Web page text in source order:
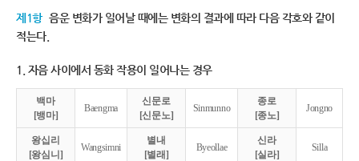
제1항 음운 변화가 일어날 때에는 변화의 결과에 따라 다음 각호와 같이
적는다.
1. 자음 사이에서 동화 작용이 일어나는 경우
백마
[뱅마]
Baengma
신문로
[신문노]
Sinmunno
종로
[종노]
Jongno
왕십리
[왕심니]
Wangsimni
별내
[별래]
Byeollae
신라
[실라]
Silla